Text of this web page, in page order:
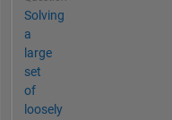
Solving
a
large
set
of
loosely